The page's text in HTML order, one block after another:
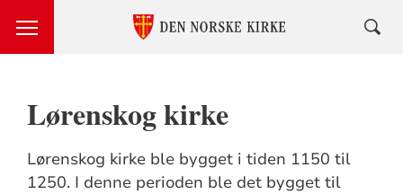
Lørenskog kirke
Lørenskog kirke ble bygget i tiden 1150 til
1250. I denne perioden ble det bygget til